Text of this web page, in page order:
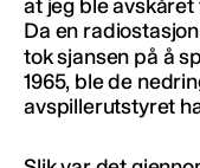
at jeg ble
Da en
tok sjansen på å
1965, ble de
avspillerutstyret